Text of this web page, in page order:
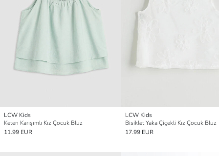
LCW Kids
Keten Karışımlı Kız Çocuk Bluz
11.99 EUR
LCW Kids
Bisiklet Yaka Çiçekli Kız Çocuk Bluz
17.99 EUR